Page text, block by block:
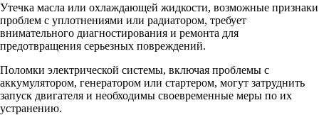
Утечка масла или охлаждающей жидкости, возможные признаки
проблем с уплотнениями или радиатором, требует
внимательного диагностирования и ремонта для
предотвращения серьезных повреждений.
Поломки электрической системы, включая проблемы с
аккумулятором, генератором или стартером, могут затруднить
запуск двигателя и необходимы своевременные меры по их
устранению.